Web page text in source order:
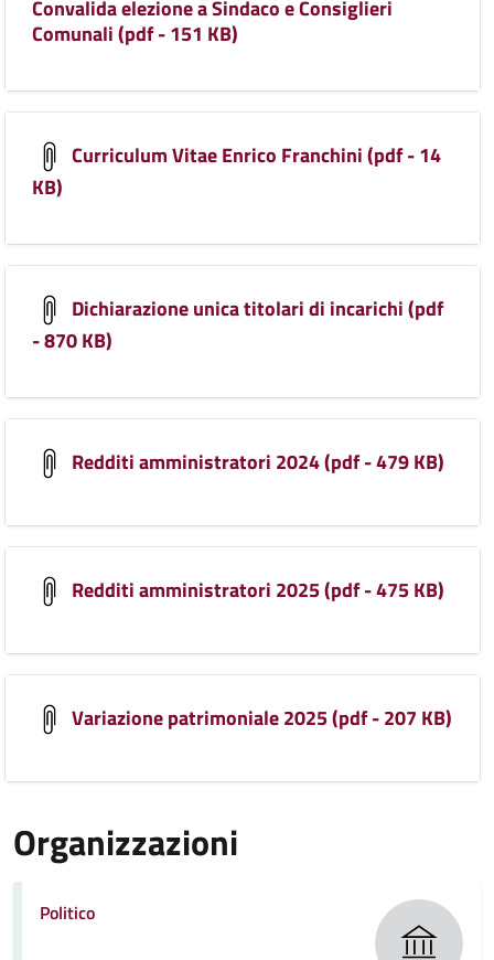
Convalida elezione a Sindaco e Consiglieri
Comunali (pdf - 151 KB)
Curriculum Vitae Enrico Franchini (pdf - 14
KB)
Dichiarazione unica titolari di incarichi (pdf
- 870 KB)
Redditi amministratori 2024 (pdf - 479 KB)
Redditi amministratori 2025 (pdf - 475 KB)
Variazione patrimoniale 2025 (pdf - 207 KB)
Organizzazioni
Politico